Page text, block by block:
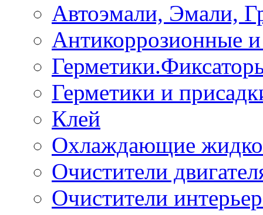
Автоэмали, Эмали,
Антикоррозионные
Герметики и
Клей
Охлаждающие
Очистители
Очистители